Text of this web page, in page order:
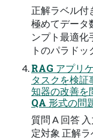
正解ラベル付
極めてデータ
ンプト最適化
トのパラドッ
RAG アプリ
タスクを検証
知器の改善
QA 形式の問
質問 A 回答
定対象 正解